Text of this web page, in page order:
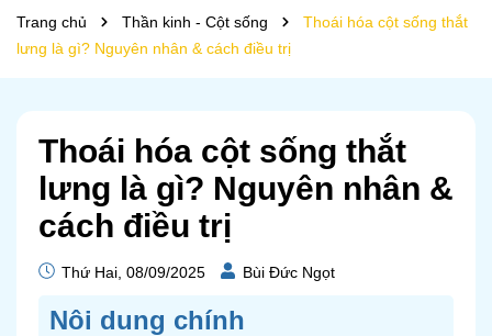
Trang chủ Thần kinh - Cột sống
Thoái hóa cột sống thắt
lưng là gì? Nguyên nhân & cách điều trị
Thoái hóa cột sống thắt
lưng là gì? Nguyên nhân &
cách điều trị
Thứ Hai, 08/09/2025 Bùi Đức Ngọt
Nôi dung chính